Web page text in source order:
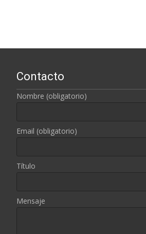
Contacto
Nombre (obligatorio)
Email (obligatorio)
Título
Mensaje